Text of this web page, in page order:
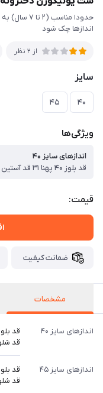
حدودا
اندازها چک شود
از 2 نظر
سایز
۴۰ ۴۵
ویژگی‌ها
اندازهای سایز ۴۰
قیمت:
ضمانت کیفیت
مشخصات
اندازهای سایز ۴۰
قد
اندازهای سایز ۴۵
قد شلوار ۶۳